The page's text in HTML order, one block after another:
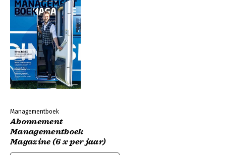
Managementboek
Abonnement
Managementboek
Magazine (6 x per jaar)